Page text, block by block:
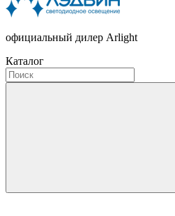
официальный дилер Arlight
Каталог